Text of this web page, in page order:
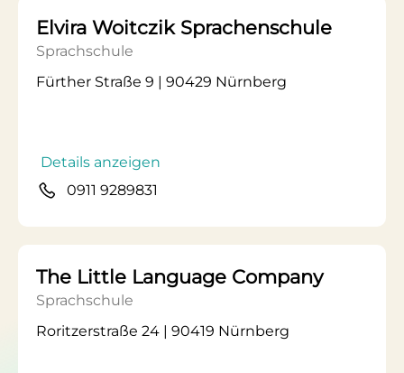
Elvira Woitczik Sprachenschule
Sprachschule
Fürther Straße 9 | 90429 Nürnberg
Details anzeigen
0911 9289831
The Little Language Company
Sprachschule
Roritzerstraße 24 | 90419 Nürnberg